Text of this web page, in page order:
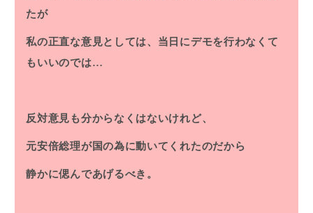
たが
私の正直な意見としては、当日にデモを行わなくて
もいいのでは…
反対意見も分からなくはないけれど、
元安倍総理が国の為に動いてくれたのだから
静かに偲んであげるべき。